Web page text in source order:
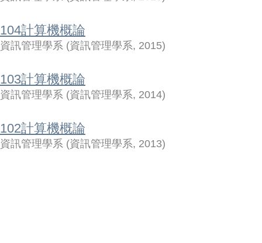
104計算機概論
資訊管理學系 (資訊管理學系, 2015)
103計算機概論
資訊管理學系 (資訊管理學系, 2014)
102計算機概論
資訊管理學系 (資訊管理學系, 2013)